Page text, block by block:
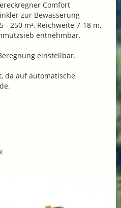
Comfort
zur Bewässerung
- 250 m², Reichweite 7-18 m,
entnehmbar.
einstellbar.
da auf automatische